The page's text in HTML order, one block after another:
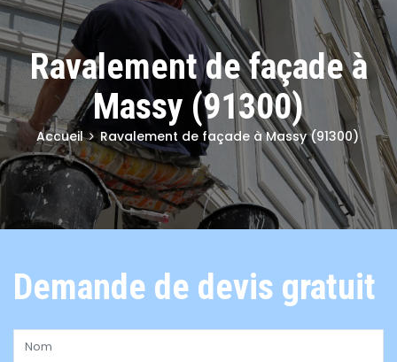
Ravalement de façade à
Massy (91300)
Accueil Ravalement de façade à Massy (91300)
Demande de devis gratuit